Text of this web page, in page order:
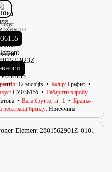
12 місяців Колір Графит
CV036155
Габарити виробу
Вага брутто, кг 1
Країна-
реєстрації бренду Німеччина